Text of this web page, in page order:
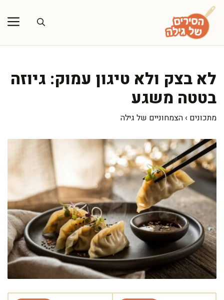
לדלג
לתוכן
לא בצק ולא טיגון עמוק: גיוזה
בטטה משגע
מתכונים › הצמחוניים של גילה